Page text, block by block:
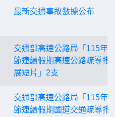
最新交通事故數據公布
交通部高速公路局「115年
節連續假期高速公路疏導措
展短片」2支
交通部高速公路局「115年
節連續假期國道交通疏導措